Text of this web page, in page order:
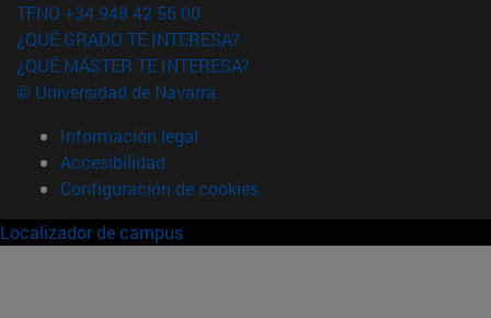
TFNO +34 948 42 56 00
¿QUÉ GRADO TE INTERESA?
¿QUÉ MÁSTER TE INTERESA?
© Universidad de Navarra
Información legal
Accesibilidad
Configuración de cookies
Localizador de campus